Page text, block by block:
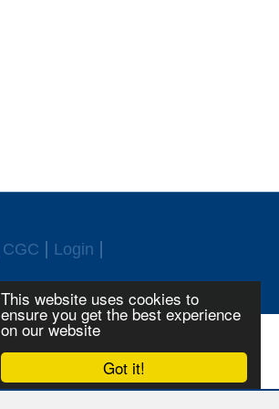
Got it!
This website uses cookies to
ensure you get the best experience
on our website
CGC Login